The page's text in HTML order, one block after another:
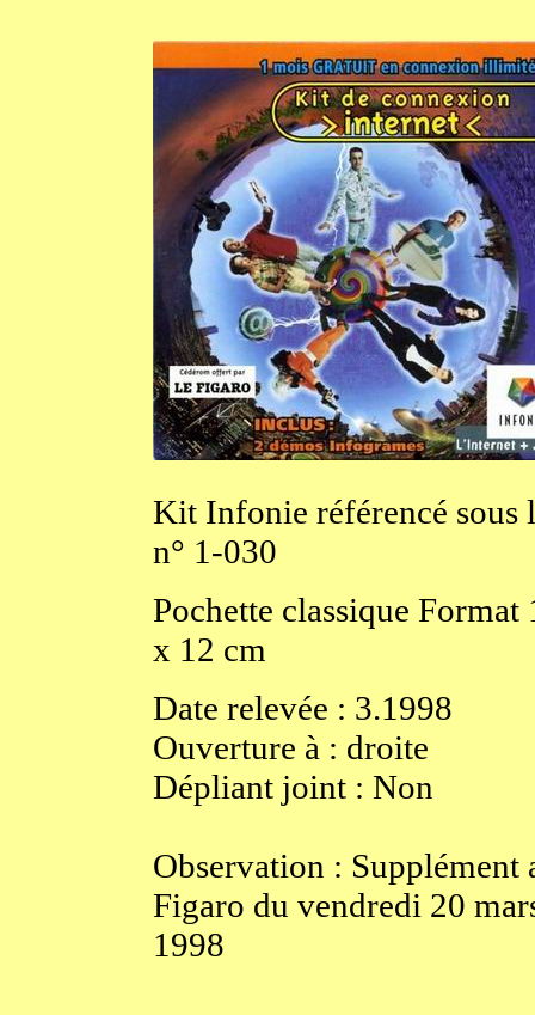
Kit Infonie référencé sous
n° 1-030
Pochette classique Format
x 12 cm
Date relevée : 3.1998
Ouverture à : droite
Dépliant joint : Non
Observation : Supplément
Figaro du vendredi 20
1998